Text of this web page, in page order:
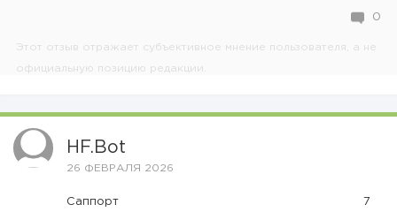
0
Этот отзыв отражает субъективное мнение пользователя, а не
официальную позицию редакции.
HF.bot
26 ФЕВРАЛЯ 2026
Саппорт 7